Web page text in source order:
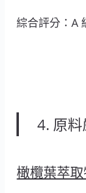
綜合評分：A
4. 原
橄欖葉萃